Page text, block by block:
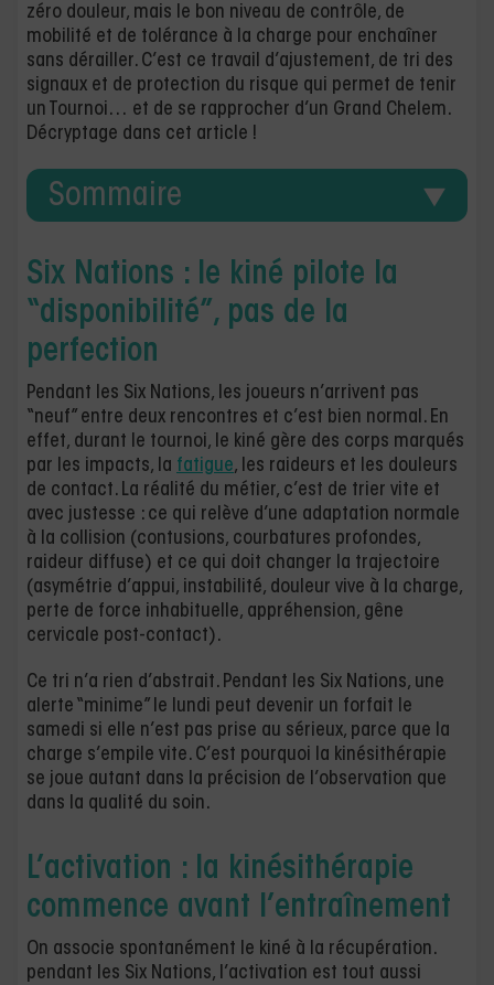
zéro douleur, mais le bon niveau de contrôle, de
mobilité et de tolérance à la charge pour enchaîner
sans dérailler. C’est ce travail d’ajustement, de tri des
signaux et de protection du risque qui permet de tenir
un Tournoi… et de se rapprocher d’un Grand Chelem.
Décryptage dans cet article !
Sommaire
Six Nations : le kiné pilote la
“disponibilité”, pas de la
perfection
Pendant les Six Nations, les joueurs n’arrivent pas
“neuf” entre deux rencontres et c’est bien normal. En
effet, durant le tournoi, le kiné gère des corps marqués
par les impacts, la fatigue, les raideurs et les douleurs
de contact. La réalité du métier, c’est de trier vite et
avec justesse : ce qui relève d’une adaptation normale
à la collision (contusions, courbatures profondes,
raideur diffuse) et ce qui doit changer la trajectoire
(asymétrie d’appui, instabilité, douleur vive à la charge,
perte de force inhabituelle, appréhension, gêne
cervicale post-contact).
Ce tri n’a rien d’abstrait. Pendant les Six Nations, une
alerte “minime” le lundi peut devenir un forfait le
samedi si elle n’est pas prise au sérieux, parce que la
charge s’empile vite. C’est pourquoi la kinésithérapie
se joue autant dans la précision de l’observation que
dans la qualité du soin.
L’activation : la kinésithérapie
commence avant l’entraînement
On associe spontanément le kiné à la récupération.
pendant les Six Nations, l’activation est tout aussi